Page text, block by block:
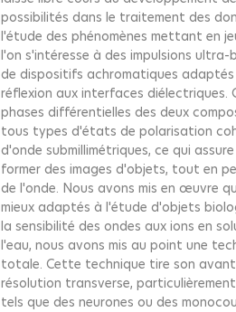
possibilités dans le traitement des
l'étude des phénomènes mettant en
l'on s'intéresse à des impulsions
de dispositifs achromatiques
réflexion aux interfaces
phases différentielles des deux
tous types d'états de polarisation
d'onde submillimétriques, ce qui
former des images d'objets, tout en
de l'onde. Nous avons mis en œuvre
mieux adaptés à l'étude d'objets
la sensibilité des ondes aux ions en
l'eau, nous avons mis au point une
totale. Cette technique tire son
résolution transverse,
tels que des neurones ou des